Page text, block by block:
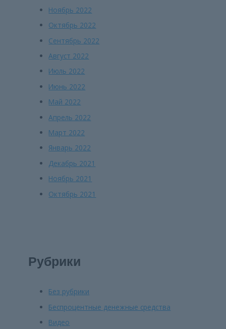
Ноябрь 2022
Октябрь 2022
Сентябрь 2022
Август 2022
Июль 2022
Июнь 2022
Май 2022
Апрель 2022
Март 2022
Январь 2022
Декабрь 2021
Ноябрь 2021
Октябрь 2021
Рубрики
Без рубрики
Беспроцентные денежные средства
Видео